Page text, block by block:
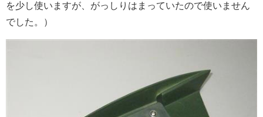
を少し使いますが、がっしりはまっていたので使いません
でした。）